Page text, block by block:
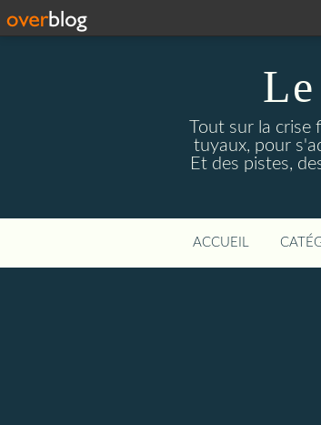
Tout sur la
tuyaux, pour
Et des pistes,
ACCUEIL